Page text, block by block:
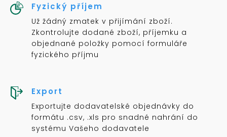
Fyzický příjem
Už žádný zmatek v přijímání zboží.
Zkontrolujte dodané zboží, příjemku a
objednané položky pomocí formuláře
fyzického příjmu
Export
Exportujte dodavatelské objednávky do
formátu .csv, .xls pro snadné nahrání do
systému Vašeho dodavatele